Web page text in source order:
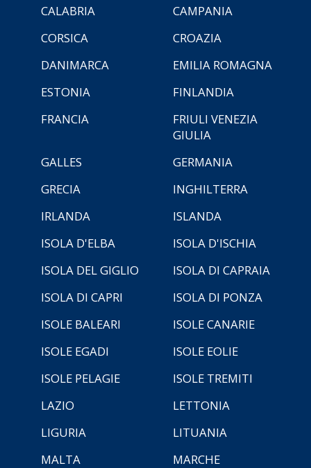
CALABRIA
CAMPANIA
CORSICA
CROAZIA
DANIMARCA
EMILIA ROMAGNA
ESTONIA
FINLANDIA
FRANCIA
FRIULI VENEZIA
GIULIA
GALLES
GERMANIA
GRECIA
INGHILTERRA
IRLANDA
ISLANDA
ISOLA D'ELBA
ISOLA D'ISCHIA
ISOLA DEL GIGLIO
ISOLA DI CAPRAIA
ISOLA DI CAPRI
ISOLA DI PONZA
ISOLE BALEARI
ISOLE CANARIE
ISOLE EGADI
ISOLE EOLIE
ISOLE PELAGIE
ISOLE TREMITI
LAZIO
LETTONIA
LIGURIA
LITUANIA
MALTA
MARCHE